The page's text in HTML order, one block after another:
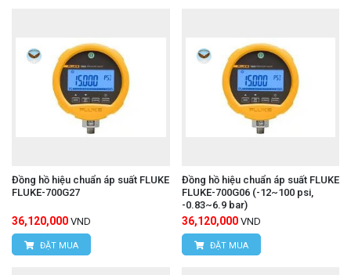
Đồng hồ hiệu chuẩn áp suất FLUKE
FLUKE-700G27
36,120,000 VND
ĐẶT MUA
Đồng hồ hiệu chuẩn áp suất FLUKE
FLUKE-700G06 (-12~100 psi,
-0.83~6.9 bar)
36,120,000 VND
ĐẶT MUA